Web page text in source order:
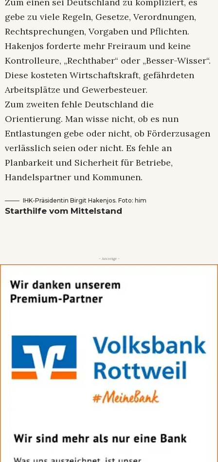
gebe zu viele Regeln, Gesetze, Verordnungen,
Rechtsprechungen, Vorgaben und Pflichten.
Hakenjos forderte mehr Freiraum und keine
Kontrolleure, „Rechthaber“ oder „Besser-Wisser“.
Diese kosteten Wirtschaftskraft, gefährdeten
Arbeitsplätze und Gewerbesteuer.
Zum zweiten fehle Deutschland die
Orientierung. Man wisse nicht, ob es nun
Entlastungen gebe oder nicht, ob Förderzusagen
verlässlich seien oder nicht. Es fehle an
Planbarkeit und Sicherheit für Betriebe,
Handelspartner und Kommunen.
IHK-Präsidentin Birgit Hakenjos. Foto: him
Starthilfe vom Mittelstand
- Anzeige -